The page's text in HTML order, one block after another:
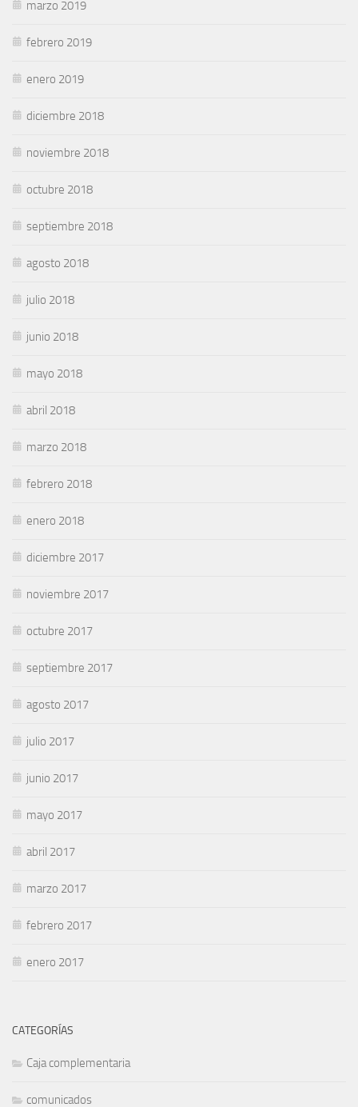
marzo 2019
febrero 2019
enero 2019
diciembre 2018
noviembre 2018
octubre 2018
septiembre 2018
agosto 2018
julio 2018
junio 2018
mayo 2018
abril 2018
marzo 2018
febrero 2018
enero 2018
diciembre 2017
noviembre 2017
octubre 2017
septiembre 2017
agosto 2017
julio 2017
junio 2017
mayo 2017
abril 2017
marzo 2017
febrero 2017
enero 2017
CATEGORÍAS
Caja complementaria
comunicados